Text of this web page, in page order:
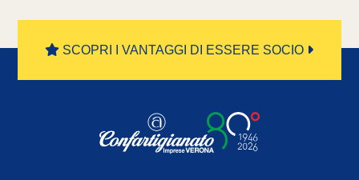
SCOPRI I VANTAGGI DI ESSERE SOCIO